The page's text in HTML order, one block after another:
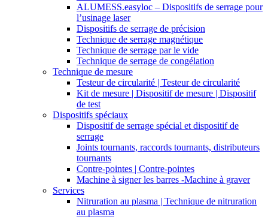
ALUMESS.easyloc – Dispositifs de serrage pour
l’usinage laser
Dispositifs de serrage de précision
Technique de serrage magnétique
Technique de serrage par le vide
Technique de serrage de congélation
Technique de mesure
Testeur de circularité | Testeur de circularité
Kit de mesure | Dispositif de mesure | Dispositif
de test
Dispositifs spéciaux
Dispositif de serrage spécial et dispositif de
serrage
Joints tournants, raccords tournants, distributeurs
tournants
Contre-pointes | Contre-pointes
Machine à signer les barres -Machine à graver
Services
Nitruration au plasma | Technique de nitruration
au plasma